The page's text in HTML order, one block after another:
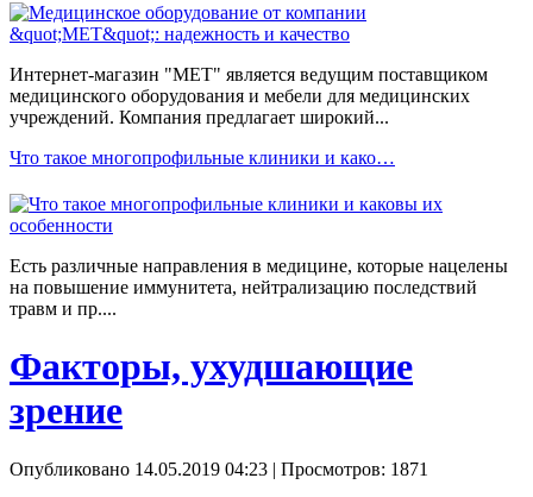
Интернет-магазин "МЕТ" является ведущим поставщиком
медицинского оборудования и мебели для медицинских
учреждений. Компания предлагает широкий...
Что такое многопрофильные клиники и како…
Есть различные направления в медицине, которые нацелены
на повышение иммунитета, нейтрализацию последствий
травм и пр....
Факторы, ухудшающие
зрение
Опубликовано 14.05.2019 04:23 | Просмотров: 1871